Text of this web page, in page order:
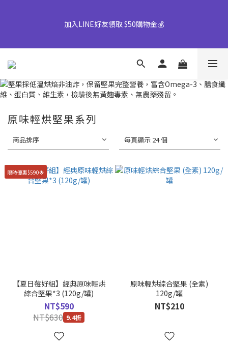
詢價或致電專人服務 04-25355777#25
加入LINE好友領取 $50購物金💰
👉風味堅果系列(鹹蛋肉鬆除外)產地將移轉至越南，商品皆有經過
放心選購。
【早鳥優惠倒數中】中秋禮盒82折起｜50盒以上另享優惠➤ 點我
詢價或致電專人服務 04-25355777#25
原味輕烘堅果系列
商品排序 每頁顯示 24 個
限時優惠$590🌟
【夏日莓好組】經典原味輕烘
綜合堅果*3 (120g/罐)
NT$590
NT$630 9.4折
原味輕烘綜合堅果 (全素)
120g/罐
NT$210